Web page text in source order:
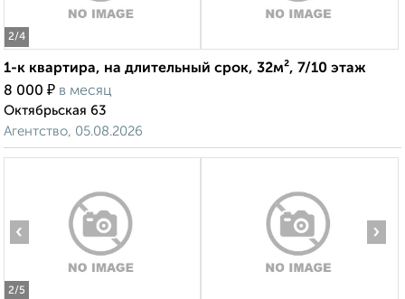
2/4
1-к квартира, на длительный срок, 32м², 7/10 этаж
8 000 ₽ в месяц
Октябрьская 63
Агентство, 05.08.2026
2/5
‹ ›